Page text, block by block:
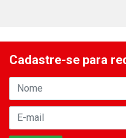
Cadastre-se para